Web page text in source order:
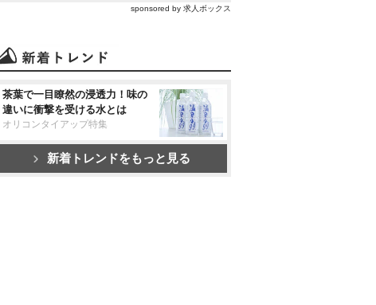
sponsored by 求人ボックス
茶葉で一目瞭然の浸透力！味の
違いに衝撃を受ける水とは
オリコンタイアップ特集
新着トレンドをもっと見る